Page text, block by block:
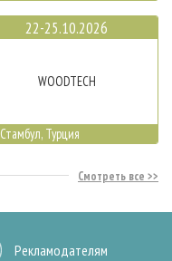
22-25.10.2026
WOODTECH
Стамбул, Турция
Смотреть все
Рекламодателям